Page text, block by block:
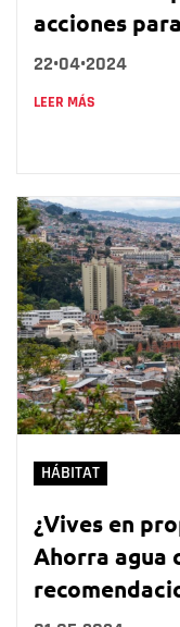
acciones
22•04•2024
LEER MÁS
HÁBITAT
¿Vives en
Ahorra agua